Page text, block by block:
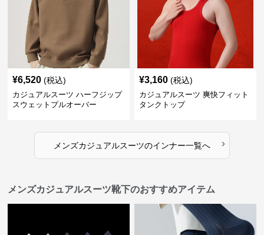
¥6,520 (税込)
カジュアルスーツ ハーフジップ
スウェットプルオーバー
¥3,160 (税込)
カジュアルスーツ 爽快フィット
タンクトップ
メンズカジュアルスーツのインナー一覧へ ›
メンズカジュアルスーツ靴下のおすすめアイテム